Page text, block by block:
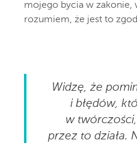
mojego bycia w zakonie,
rozumiem, że jest to
Widzę, że
i błędów,
w
przez to działa.